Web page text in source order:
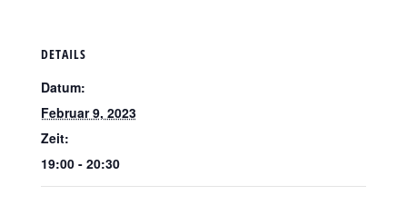
DETAILS
Datum:
Februar 9, 2023
Zeit:
19:00 - 20:30